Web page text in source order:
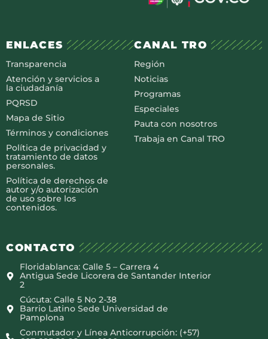
ENLACES
Transparencia
Atención y servicios a
la ciudadanía
PQRSD
Mapa de Sitio
Términos y condiciones
Política de privacidad y
tratamiento de datos
personales.
Política de derechos de
autor y/o autorización
de uso sobre los
contenidos.
CANAL TRO
Región
Noticias
Programas
Especiales
Pauta con nosotros
Trabaja en Canal TRO
CONTACTO
Floridablanca: Calle 5 – Carrera 4
Antigua Sede Licorera de Santander Interior
2
Cúcuta: Calle 5 No 2-38
Barrio Latino Sede Universidad de
Pamplona
Conmutador y Línea Anticorrupción: (+57)